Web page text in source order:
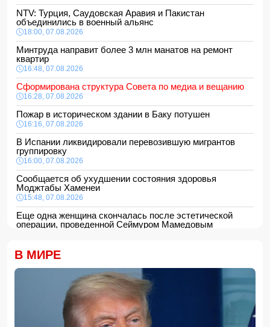
NTV: Турция, Саудовская Аравия и Пакистан
объединились в военный альянс
18:00, 07.08.2026
Минтруда направит более 3 млн манатов на ремонт
квартир
16:48, 07.08.2026
Сформирована структура Совета по медиа и вещанию
16:28, 07.08.2026
Пожар в историческом здании в Баку потушен
16:16, 07.08.2026
В Испании ликвидировали перевозившую мигрантов
группировку
16:00, 07.08.2026
Сообщается об ухудшении состояния здоровья
Моджтабы Хаменеи
15:48, 07.08.2026
Еще одна женщина скончалась после эстетической
операции, проведенной Сеймуром Мамедовым
Алтай Байындыр продолжит карьеру в Ла Лиге
ВС РФ взяли под контроль Анискино в Харьковской
15:00, 07.08.2026
Кинолог развеял миф о собачьей обиде на хозяина
В МИРЕ